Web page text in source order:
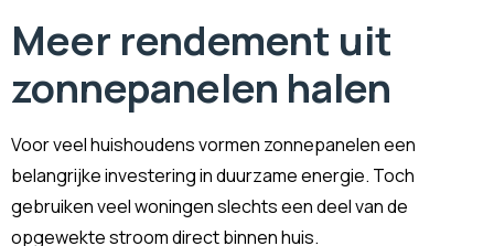
Meer rendement uit
zonnepanelen halen
Voor veel huishoudens vormen zonnepanelen een
belangrijke investering in duurzame energie. Toch
gebruiken veel woningen slechts een deel van de
opgewekte stroom direct binnen huis.